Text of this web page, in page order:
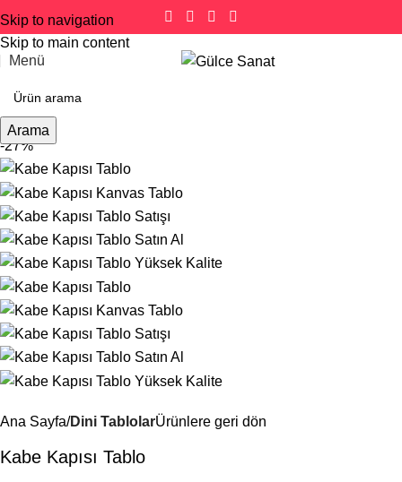
Skip to navigation
Skip to main content
Menü
Arama
-27%
Ana Sayfa Dini TablolarÜrünlere geri dön
Kabe Kapısı Tablo